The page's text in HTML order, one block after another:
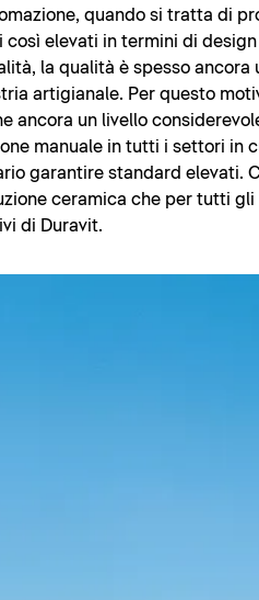
quando si tratta di
così elevati in termini di design
la qualità è spesso ancora
artigianale. Per questo
ancora un livello
manuale in tutti i settori in
garantire standard elevati.
ceramica che per tutti
di Duravit.